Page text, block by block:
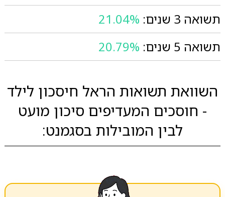
תשואה 3 שנים:
21.04%
תשואה 5 שנים:
20.79%
השוואת תשואות הראל חיסכון לילד
- חוסכים המעדיפים סיכון מועט
לבין המובילות בסגמנט: